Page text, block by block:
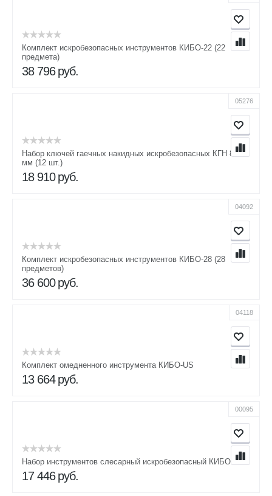
Комплект искробезопасных инструментов КИБО-22 (22
предмета)
38 796 руб.
05276
Набор ключей гаечных накидных искробезопасных КГН 8-46
мм (12 шт.)
18 910 руб.
04092
Комплект искробезопасных инструментов КИБО-28 (28
предметов)
36 600 руб.
04118
Комплект омедненного инструмента КИБО-US
13 664 руб.
00095
Набор инструментов слесарный искробезопасный КИБО-18
17 446 руб.